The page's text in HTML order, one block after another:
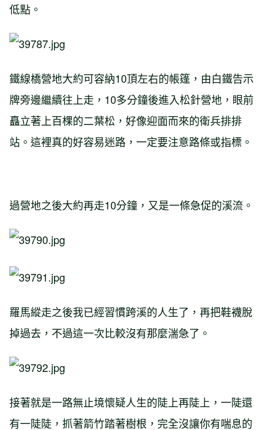
低點。
鐵線橋營地大約可容納10頂左右的帳篷，由白鐵告示
牌旁邊繼續往上走，10多分鐘後進入松針營地，眼前
矗立著上百棵的二葉松，好像迎面而來的衛兵排排
站。這裡真的好容易迷路，一定要注意路條或指標。
過營地之後大約再走10分鐘，又是一條急促的溪流。
羅馬縱走之後我已經習慣跨溪的人生了，再把鞋襪脫
掉過去，不過這一次比較沒有那麼湍急了。
接著就是一路無止境懷疑人生的陡上再陡上，一陡還
有一陡陡，抓著箭竹踏著樹根，完全沒讓你有喘息的